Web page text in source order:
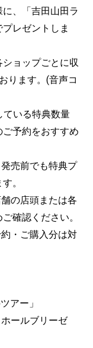
、「吉田山田ラ
プレゼントしま
ショップごとに収
ります。(音声コ
ている特典数量
予約をおすすめ
発売前でも特典プ
。
の店頭または各
確認ください。
・ ご購入分は対
ツアー」
ールブリーゼ